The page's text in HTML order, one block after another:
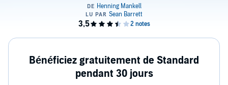
Bénéficiez gratuitement de Standard
pendant 30 jours